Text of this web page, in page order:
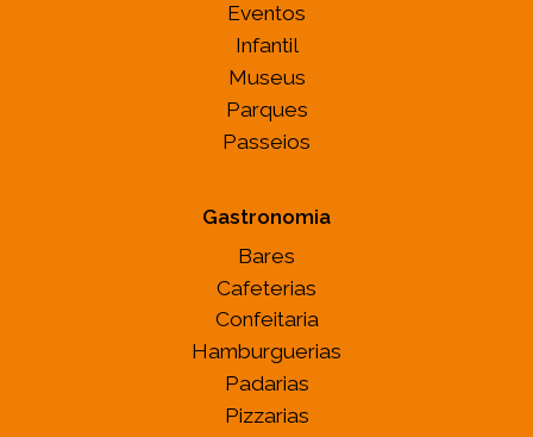
Eventos
Infantil
Museus
Parques
Passeios
Gastronomia
Bares
Cafeterias
Confeitaria
Hamburguerias
Padarias
Pizzarias